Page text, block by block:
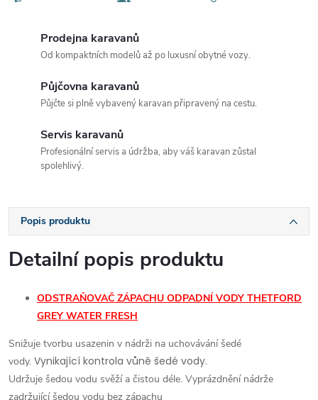
Prodejna karavanů
Od kompaktních modelů až po luxusní obytné vozy.
Půjčovna karavanů
Půjčte si plně vybavený karavan připravený na cestu.
Servis karavanů
Profesionální servis a údržba, aby váš karavan zůstal
spolehlivý.
Popis produktu
Detailní popis produktu
ODSTRAŇOVAČ ZÁPACHU ODPADNÍ VODY THETFORD
GREY WATER FRESH
Snižuje tvorbu usazenin v nádrži na uchovávání šedé
vody. Vynikající kontrola vůně šedé vody.
Udržuje šedou vodu svěží a čistou déle. Vyprázdnění nádrže
zadržující šedou vodu bez zápachu